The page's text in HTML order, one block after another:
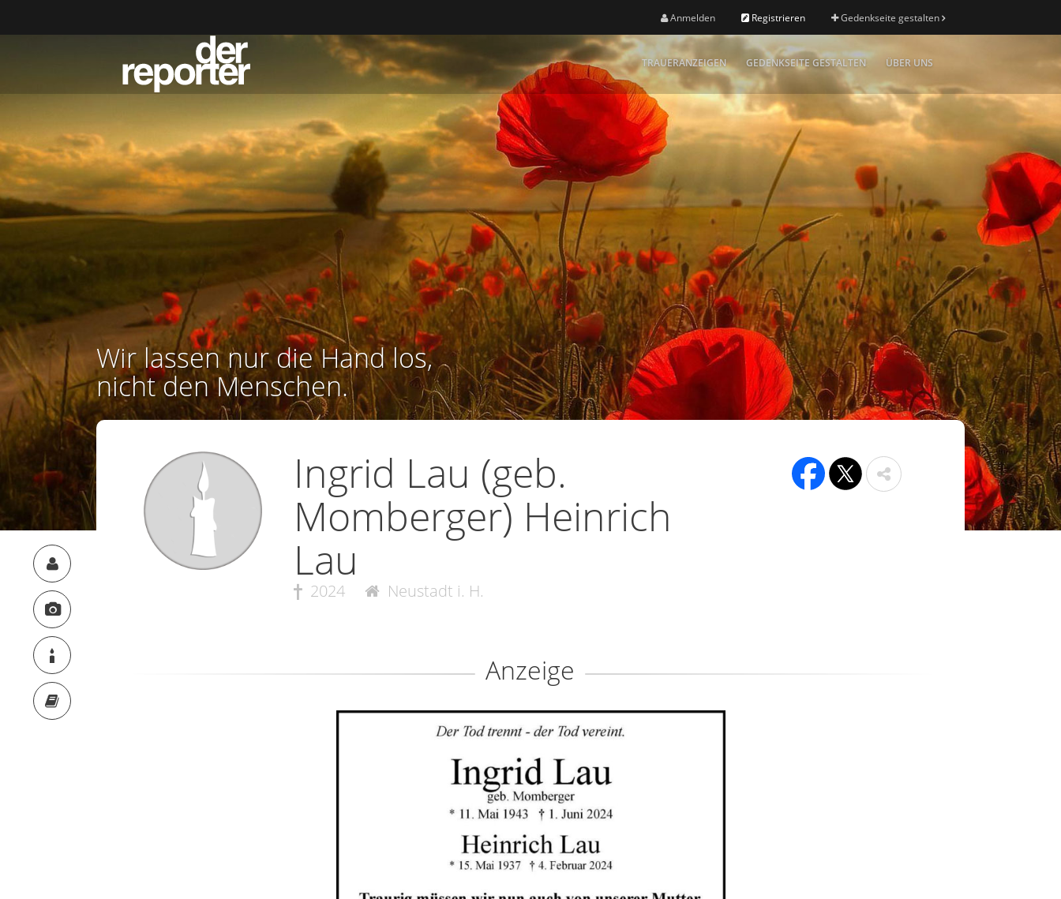
Anmelden Registrieren Gedenkseite gestalten
TRAUERANZEIGEN GEDENKSEITE GESTALTEN ÜBER UNS
Wir lassen nur die Hand los,
nicht den Menschen.
Ingrid Lau (geb.
Momberger) Heinrich
Lau
2024 Neustadt i. H.
Anzeige